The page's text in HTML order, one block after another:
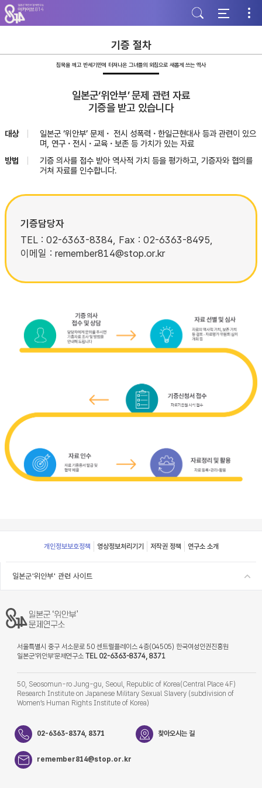
주
메
뉴
가
본
문
바
기
하
단
바
기
기증 절차
침묵을 깨고 반세기만에 터져나온 그녀들의 외침으로 새롭게 쓰는 역사
일본군‘위안부’ 문제 관련 자료
기증을 받고 있습니다
대상
일본군 ‘위안부’ 문제・ 전시 성폭력・한일근현대사 등과 관련이 있으
며, 연구・전시・교육・보존 등 가치가 있는 자료
방법
기증 의사를 접수 받아 역사적 가치 등을 평가하고, 기증자와 협의를
거쳐 자료를 인수합니다.
기증담당자
TEL : 02-6363-8384, Fax : 02-6363-8495,
이메일 : remember814@stop.or.kr
Footer
개인정보보호정책 영상정보처리기기 저작권 정책 연구소 소개
일본군'위안부' 관련 사이트
서울특별시 중구 서소문로 50 센트럴플레이스 4층(04505) 한국여성인권진흥원
일본군‘위안부’문제연구소 TEL 02-6363-8374, 8371
50, Seosomun-ro Jung-gu, Seoul, Republic of Korea(Central Place 4F)
Research Institute on Japanese Military Sexual Slavery (subdivision of
Women’s Human Rights Institute of Korea)
02-6363-8374, 8371 찾아오시는 길
remember814@stop.or.kr